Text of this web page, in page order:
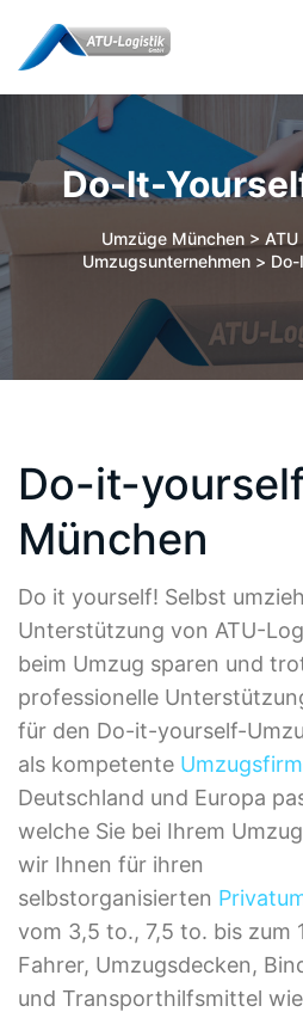
Do-It-
Umzüge München >
Umzugsunternehmen>
Do-it-
München
Do it yourself! Selbst
Unterstützung von ATU-
beim Umzug sparen und
professionelle
für den Do-it-yourself-
als kompetente
Deutschland und Europa
welche Sie bei Ihrem
wir Ihnen für ihren
selbstorganisierten
vom 3,5 to., 7,5 to. bis zum
Fahrer, Umzugsdecken,
und Transporthilfsmittel